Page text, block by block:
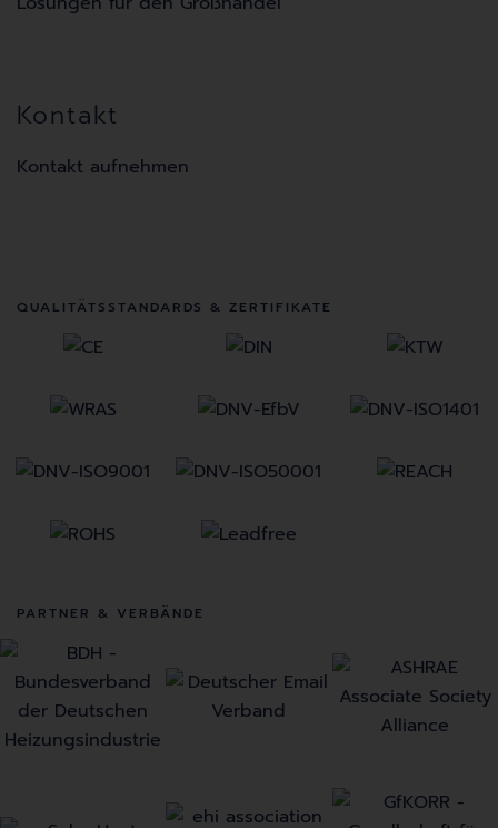
Kontakt
Kontakt aufnehmen
QUALITÄTSSTANDARDS & ZERTIFIKATE
PARTNER & VERBÄNDE